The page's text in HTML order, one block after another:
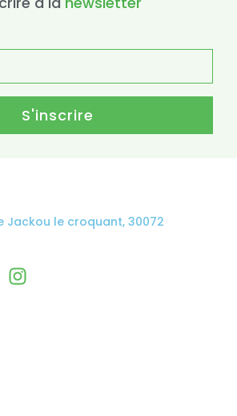
S'inscrire
Jackou le croquant, 30072